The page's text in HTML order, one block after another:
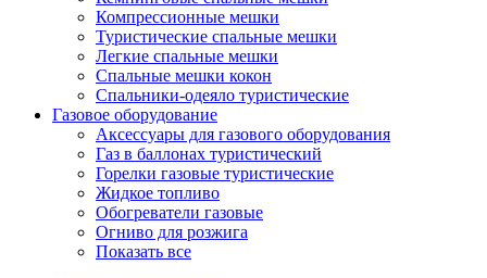
Компрессионные мешки
Туристические спальные мешки
Легкие спальные мешки
Спальные мешки кокон
Спальники-одеяло туристические
Газовое оборудование
Аксессуары для газового оборудования
Газ в баллонах туристический
Горелки газовые туристические
Жидкое топливо
Обогреватели газовые
Огниво для розжига
Показать все